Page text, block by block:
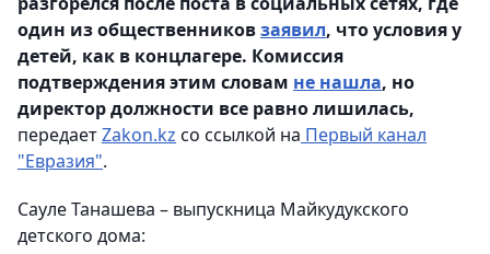
один из общественниковзаявил, что условия у
детей, как в концлагере. Комиссия
подтверждения этим словам не нашла, но
директор должности все равно лишилась,
передаетZakon.kz со ссылкой на Первый канал
"Евразия".
Сауле Танашева – выпускница Майкудукского
детского дома: